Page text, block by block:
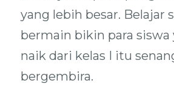
yang lebih besar. Belajar
bermain bikin para siswa
naik dari kelas I itu
bergembira.